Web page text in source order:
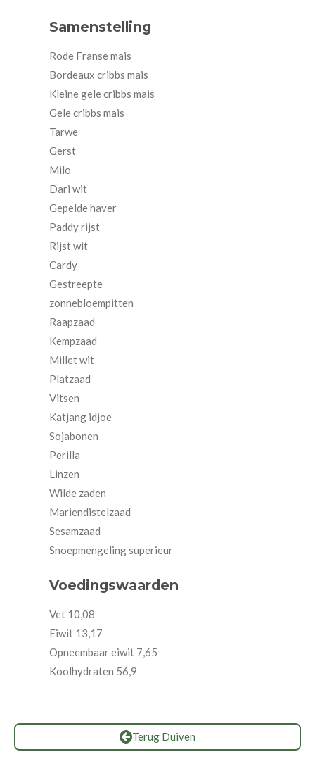
Samenstelling
Rode Franse mais
Bordeaux cribbs mais
Kleine gele cribbs mais
Gele cribbs mais
Tarwe
Gerst
Milo
Dari wit
Gepelde haver
Paddy rijst
Rijst wit
Cardy
Gestreepte
zonnebloempitten
Raapzaad
Kempzaad
Millet wit
Platzaad
Vitsen
Katjang idjoe
Sojabonen
Perilla
Linzen
Wilde zaden
Mariendistelzaad
Sesamzaad
Snoepmengeling superieur
Voedingswaarden
Vet 10,08
Eiwit 13,17
Opneembaar eiwit 7,65
Koolhydraten 56,9
Terug Duiven